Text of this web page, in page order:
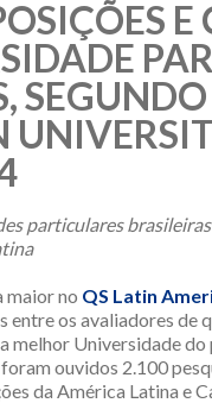
particulares
maior no QS Latin
entre os avaliadores de
Universidade do
foram ouvidos 2.100
da América Latina e